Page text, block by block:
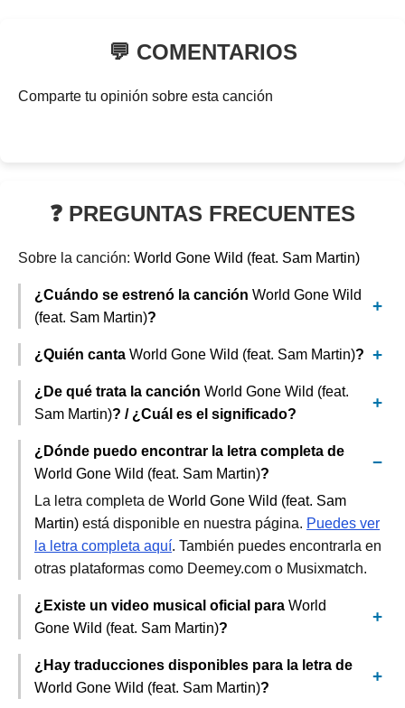
💬 COMENTARIOS
Comparte tu opinión sobre esta canción
❓ PREGUNTAS FRECUENTES
Sobre la canción: World Gone Wild (feat. Sam Martin)
¿Cuándo se estrenó la canción World Gone Wild
(feat. Sam Martin)?
¿Quién canta World Gone Wild (feat. Sam Martin)?
¿De qué trata la canción World Gone Wild (feat.
Sam Martin)? / ¿Cuál es el significado?
¿Dónde puedo encontrar la letra completa de
World Gone Wild (feat. Sam Martin)?
La letra completa de World Gone Wild (feat. Sam
Martin) está disponible en nuestra página. Puedes ver
la letra completa aquí. También puedes encontrarla en
otras plataformas como Deemey.com o Musixmatch.
¿Existe un video musical oficial para World
Gone Wild (feat. Sam Martin)?
¿Hay traducciones disponibles para la letra de
World Gone Wild (feat. Sam Martin)?